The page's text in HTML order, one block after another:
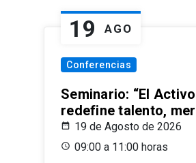
19 AGO
Conferencias
Seminario: “El
redefine talento,
19 de Agosto de 2026
09:00 a 11:00 horas